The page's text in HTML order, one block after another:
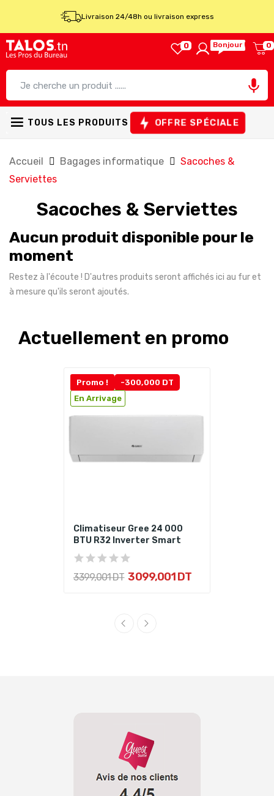
Livraison 24/48h ou livraison express
0 Bonjour ! 0

TOUS LES PRODUITS OFFRE SPÉCIALE
Accueil Bagages informatique
Sacoches &
Serviettes
Sacoches & Serviettes
Aucun produit disponible pour le
moment
Restez à l'écoute ! D'autres produits seront affichés ici au fur et
à mesure qu'ils seront ajoutés.
Actuellement en promo
Promo !
-300,000 DT
En Arrivage
Climatiseur Gree 24 000
BTU R32 Inverter Smart
3 399,001 DT 3 099,001 DT